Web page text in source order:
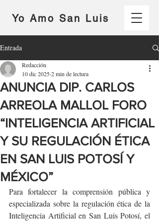
Yo Amo San Luis
Entrada
ANUNCIA DIP. CARLOS
ARREOLA MALLOL FORO
“INTELIGENCIA ARTIFICIAL
Y SU REGULACIÓN ÉTICA
EN SAN LUIS POTOSÍ Y
MÉXICO”
Redacción
10 dic 20252 min de lectura
Para fortalecer la comprensión pública y
especializada sobre la regulación ética de la
Inteligencia Artificial en San Luis Potosí, el